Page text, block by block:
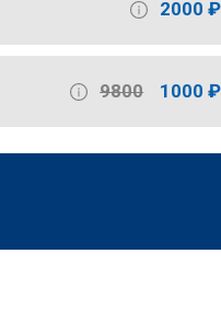
2000 ₽
9800 1000 ₽